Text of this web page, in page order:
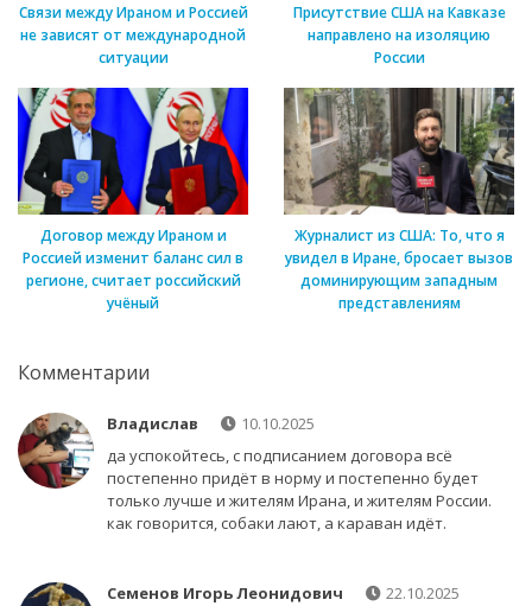
Связи между Ираном и Россией
не зависят от международной
ситуации
Присутствие США на Кавказе
направлено на изоляцию
России
Договор между Ираном и
Россией изменит баланс сил в
регионе, считает российский
учёный
Журналист из США: То, что я
увидел в Иране, бросает вызов
доминирующим западным
представлениям
Комментарии
Владислав
10.10.2025
да успокойтесь, с подписанием договора всё
постепенно придёт в норму и постепенно будет
только лучше и жителям Ирана, и жителям России.
как говорится, собаки лают, а караван идёт.
Семенов Игорь Леонидович
22.10.2025